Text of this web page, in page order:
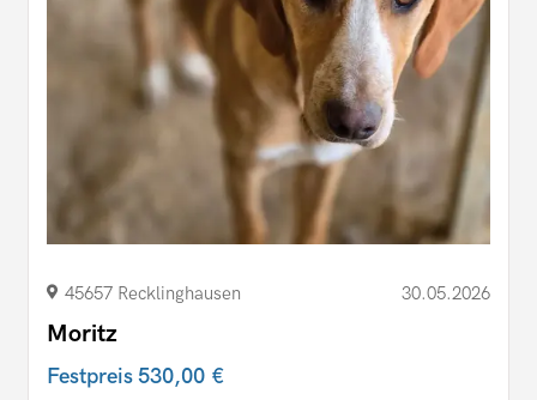
45657 Recklinghausen 30.05.2026
Moritz
Festpreis530,00 €